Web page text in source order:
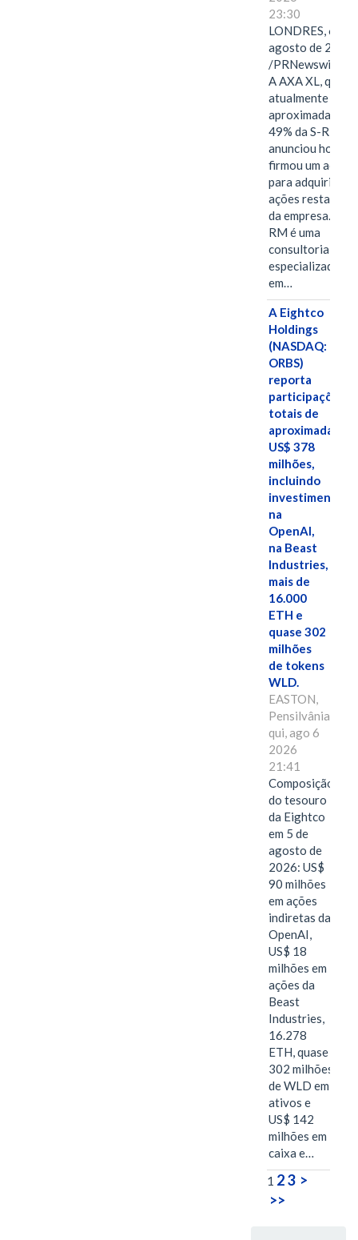
23:30
LONDRES, 6 de
agosto de 2026
/PRNewswire/ --
A AXA XL, que
atualmente
49% da S-RM,
anunciou hoje
firmou um
para adquirir as
ações restantes
da empresa. A S-
RM é uma
consultoria
especializada
em…
A Eightco
Holdings
(NASDAQ:
ORBS)
reporta
participações
totais de
US$ 378
milhões,
incluindo
investimentos
na
OpenAI,
na Beast
Industries,
mais de
16.000
ETH e
quase 302
milhões
de tokens
WLD.
EASTON,
Pensilvânia,
qui, ago 6
2026
21:41
Composição
do tesouro
da Eightco
em 5 de
agosto de
2026: US$
90 milhões
em ações
indiretas da
OpenAI,
US$ 18
milhões em
ações da
Beast
Industries,
16.278
ETH, quase
302 milhões
de WLD em
ativos e
US$ 142
milhões em
caixa e…
1 23 >
>>